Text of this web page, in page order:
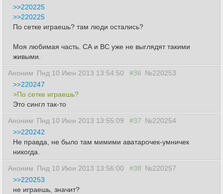
>>220225
>>220225
По сетке играешь? там люди остались?
Моя любимая часть. СА и ВС уже не выглядят такими
живыми.
Аноним Пнд 10 Июн 2013 13:54:50 #36 №220253
>>220247
>По сетке играешь?
Это сингл так-то
Аноним Пнд 10 Июн 2013 13:55:09 #37 №220254
>>220242
Не правда, не было там мимими аватарочек-умничек
никогда.
Аноним Пнд 10 Июн 2013 13:56:00 #38 №220257
>>220253
не играешь, значит?